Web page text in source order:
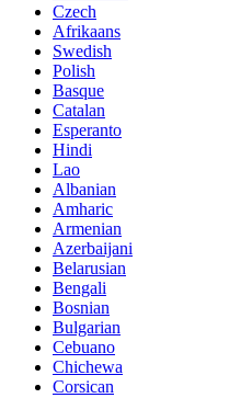
Czech
Afrikaans
Swedish
Polish
Basque
Catalan
Esperanto
Hindi
Lao
Albanian
Amharic
Armenian
Azerbaijani
Belarusian
Bengali
Bosnian
Bulgarian
Cebuano
Chichewa
Corsican